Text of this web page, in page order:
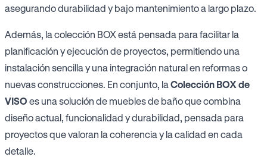
asegurando durabilidad y bajo mantenimiento a largo plazo.
Además, la colección BOX está pensada para facilitar la
planificación y ejecución de proyectos, permitiendo una
instalación sencilla y una integración natural en reformas o
nuevas construcciones. En conjunto, laColección BOX de
VISO es una solución de muebles de baño que combina
diseño actual, funcionalidad y durabilidad, pensada para
proyectos que valoran la coherencia y la calidad en cada
detalle.